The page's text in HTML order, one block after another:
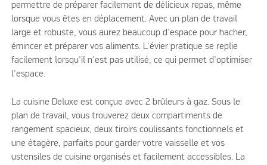
permettre de préparer facilement de délicieux repas, même
lorsque vous êtes en déplacement. Avec un plan de travail
large et robuste, vous aurez beaucoup d'espace pour hacher,
émincer et préparer vos aliments. L'évier pratique se replie
facilement lorsqu'il n'est pas utilisé, ce qui permet d'optimiser
l'espace.
La cuisine Deluxe est conçue avec 2 brûleurs à gaz. Sous le
plan de travail, vous trouverez deux compartiments de
rangement spacieux, deux tiroirs coulissants fonctionnels et
une étagère, parfaits pour garder votre vaisselle et vos
ustensiles de cuisine organisés et facilement accessibles. La